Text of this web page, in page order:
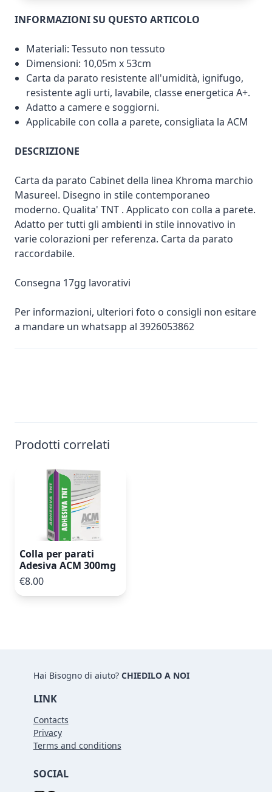
INFORMAZIONI SU QUESTO ARTICOLO
Materiali: Tessuto non tessuto
Dimensioni: 10,05m x 53cm
Carta da parato resistente all'umidità, ignifugo,
resistente agli urti, lavabile, classe energetica A+.
Adatto a camere e soggiorni.
Applicabile con colla a parete, consigliata la ACM
DESCRIZIONE
Carta da parato Cabinet della linea Khroma marchio
Masureel. Disegno in stile contemporaneo
moderno. Qualita' TNT . Applicato con colla a parete.
Adatto per tutti gli ambienti in stile innovativo in
varie colorazioni per referenza. Carta da parato
raccordabile.
Consegna 17gg lavorativi
Per informazioni, ulteriori foto o consigli non esitare
a mandare un whatsapp al 3926053862
Prodotti correlati
Colla per parati
Adesiva ACM 300mg
€8.00
Hai Bisogno di aiuto? CHIEDILO A NOI
LINK
Contacts
Privacy
Terms and conditions
SOCIAL